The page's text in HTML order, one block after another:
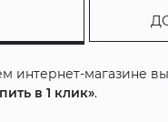
интернет-магазине
в 1 клик».